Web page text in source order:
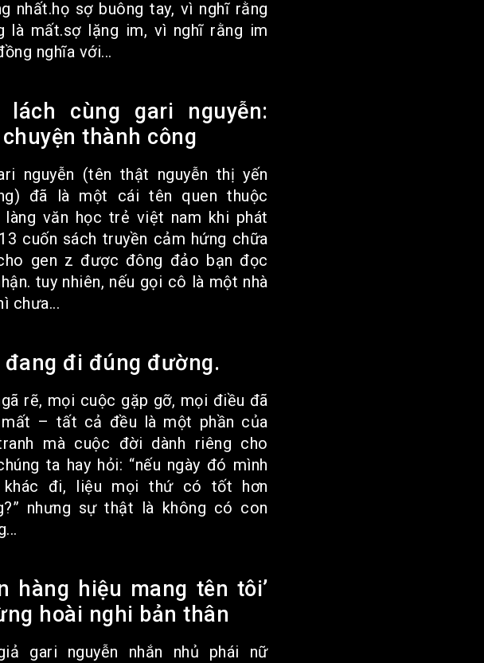
nhất.họ sợ buông tay, vì nghĩ rằng
là mất.sợ lặng im, vì nghĩ rằng im
nghĩa với...
lách cùng gari nguyễn:
thành công
nguyễn (tên thật nguyễn thị yến
đã là một cái tên quen thuộc
làng văn học trẻ việt nam khi phát
cuốn sách truyền cảm hứng chữa
gen z được đông đảo bạn đọc
tuy nhiên, nếu gọi cô là một nhà
chưa...
đang đi đúng đường.
rẽ, mọi cuộc gặp gỡ, mọi điều đã
mất – tất cả đều là một phần của
mà cuộc đời dành riêng cho
ta hay hỏi: “nếu ngày đó mình
khác đi, liệu mọi thứ có tốt hơn
nhưng sự thật là không có con
hàng hiệu mang tên tôi’
hoài nghi bản thân
gari nguyễn nhắn nhủ phái nữ